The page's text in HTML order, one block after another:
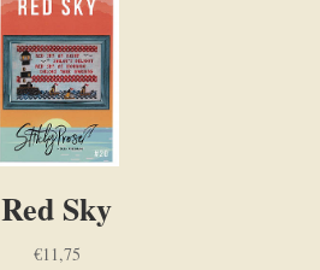
Red Sky
€11,75